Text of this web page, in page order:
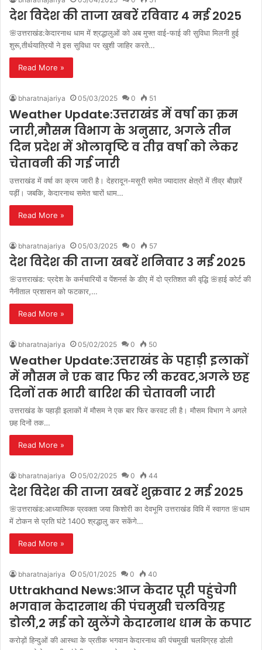
देश विदेश की ताजा खबरें रविवार 4 मई 2025
🌸उत्तराखंड:केदारनाथ धाम में श्रद्धालुओं को अब मुफ्त वाई-फाई की सुविधा मिलनी हुई
शुरू,तीर्थयात्रियों ने इस सुविधा पर खुशी जाहिर करते…
Read More »
bharatnajariya 05/03/2025 0 51
Weather Update:उत्तराखंड में वर्षा का क्रम
जारी,मौसम विभाग के अनुसार, अगले तीन
दिन प्रदेश में ओलावृष्टि व तीव्र वर्षा को लेकर
चेतावनी की गई जारी
उत्तराखंड में वर्षा का क्रम जारी है। देहरादून-मसूरी समेत ज्यादातर क्षेत्रों में तीव्र बौछारें
पड़ीं। जबकि, केदारनाथ समेत चारों धाम…
Read More »
bharatnajariya 05/03/2025 0 57
देश विदेश की ताजा खबरें शनिवार 3 मई 2025
🌸उत्तराखंड: प्रदेश के कर्मचारियों व पेंशनर्स के डीए में दो प्रतिशत की वृद्धि 🌸हाई कोर्ट की
नैनीताल प्रशासन को फटकार,…
Read More »
bharatnajariya 05/02/2025 0 50
Weather Update:उत्तराखंड के पहाड़ी इलाकों
में मौसम ने एक बार फिर ली करवट,अगले छह
दिनों तक भारी बारिश की चेतावनी जारी
उत्तराखंड के पहाड़ी इलाकों में मौसम ने एक बार फिर करवट ली है। मौसम विभाग ने अगले
छह दिनों तक…
Read More »
bharatnajariya 05/02/2025 0 44
देश विदेश की ताजा खबरें शुक्रवार 2 मई 2025
🌸उत्तराखंड:आध्यात्मिक प्रवक्ता जया किशोरी का देवभूमि उत्तराखंड विवि में स्वागत 🌸धाम
में टोकन से प्रति घंटे 1400 श्रद्धालु कर सकेंगे…
Read More »
bharatnajariya 05/01/2025 0 40
Uttrakhand News:आज केदार पूरी पहुंचेगी
भगवान केदारनाथ की पंचमुखी चलविग्रह
डोली,2 मई को खुलेंगे केदारनाथ धाम के कपाट
करोड़ों हिन्दुओं की आस्था के प्रतीक भगवान केदारनाथ की पंचमुखी चलविग्रह डोली